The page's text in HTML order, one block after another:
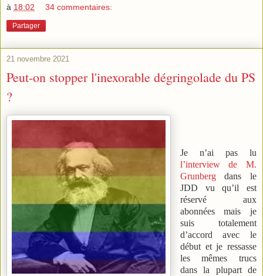
à 18:02 34 commentaires:
Partager
21 novembre 2021
Peut-on stopper l'inexorable dégringolade du PS
?
Je n’ai pas lu
l’interview de M.
Grunbergdans le
JDD vu qu’il est
réservé aux
abonnées mais je
suis totalement
d’accord avec le
début et je ressasse
les mêmes trucs
dans la plupart de